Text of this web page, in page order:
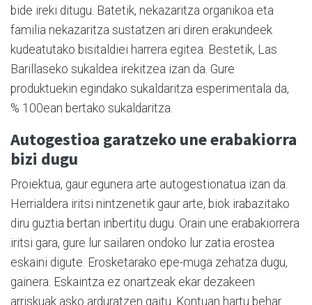
bide ireki ditugu. Batetik, nekazaritza organikoa eta
familia nekazaritza sustatzen ari diren erakundeek
kudeatutako bisitaldiei harrera egitea. Bestetik, Las
Barillaseko sukaldea irekitzea izan da. Gure
produktuekin egindako sukaldaritza esperimentala da,
% 100ean bertako sukaldaritza.
Autogestioa garatzeko une erabakiorra
bizi dugu
Proiektua, gaur egunera arte autogestionatua izan da.
Herrialdera iritsi nintzenetik gaur arte, biok irabazitako
diru guztia bertan inbertitu dugu. Orain une erabakiorrera
iritsi gara, gure lur sailaren ondoko lur zatia erostea
eskaini digute. Erosketarako epe-muga zehatza dugu,
gainera. Eskaintza ez onartzeak ekar dezakeen
arriskuak asko arduratzen gaitu. Kontuan hartu behar